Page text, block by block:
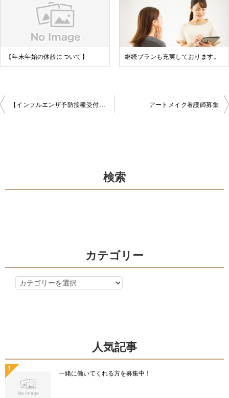
【年末年始の休診について】 継続プランも充実しております。
投
【インフルエンザ予防接種受付中】 アートメイク看護師募集
検索
カテゴリー
カ
人気記事
一緒に働いてくれる方を募集中！